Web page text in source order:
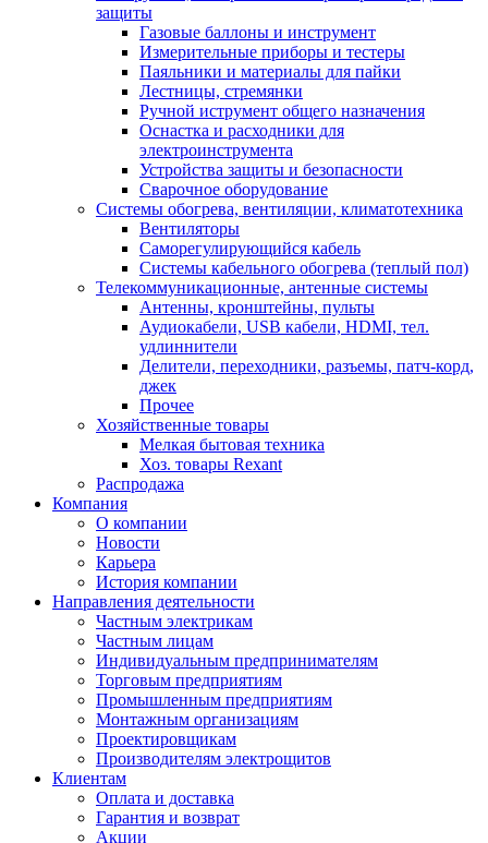
защиты
Газовые баллоны и инструмент
Измерительные приборы и тестеры
Паяльники и материалы для пайки
Лестницы, стремянки
Ручной иструмент общего назначения
Оснастка и расходники для
электроинструмента
Устройства защиты и безопасности
Сварочное оборудование
Системы обогрева, вентиляции, климатотехника
Вентиляторы
Саморегулирующийся кабель
Системы кабельного обогрева (теплый пол)
Телекоммуникационные, антенные системы
Антенны, кронштейны, пульты
Аудиокабели, USB кабели, HDMI, тел.
удлиннители
Делители, переходники, разъемы, патч-корд,
джек
Прочее
Хозяйственные товары
Мелкая бытовая техника
Хоз. товары Rexant
Распродажа
Компания
О компании
Новости
Карьера
История компании
Направления деятельности
Частным электрикам
Частным лицам
Индивидуальным предпринимателям
Торговым предприятиям
Промышленным предприятиям
Монтажным организациям
Проектировщикам
Производителям электрощитов
Клиентам
Оплата и доставка
Гарантия и возврат
Акции